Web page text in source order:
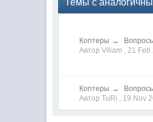
Темы с
Коптеры →
Автор Viliam ,21 Feb
Коптеры →
Автор TuRi , 19 Nov